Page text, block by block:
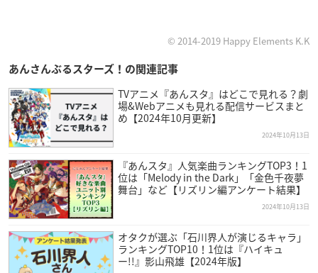
© 2014-2019 Happy Elements K.K
あんさんぶるスターズ！の関連記事
TVアニメ『あんスタ』はどこで見れる？劇
場&Webアニメも見れる配信サービスまと
め【2024年10月更新】
2024年10月13日
『あんスタ』人気楽曲ランキングTOP3！1
位は「Melody in the Dark」「金色千夜夢
舞台」など【リズリン編アンケート結果】
2024年10月13日
オタクが選ぶ「石川界人が演じるキャラ」
ランキングTOP10！1位は『ハイキュ
ー!!』影山飛雄【2024年版】